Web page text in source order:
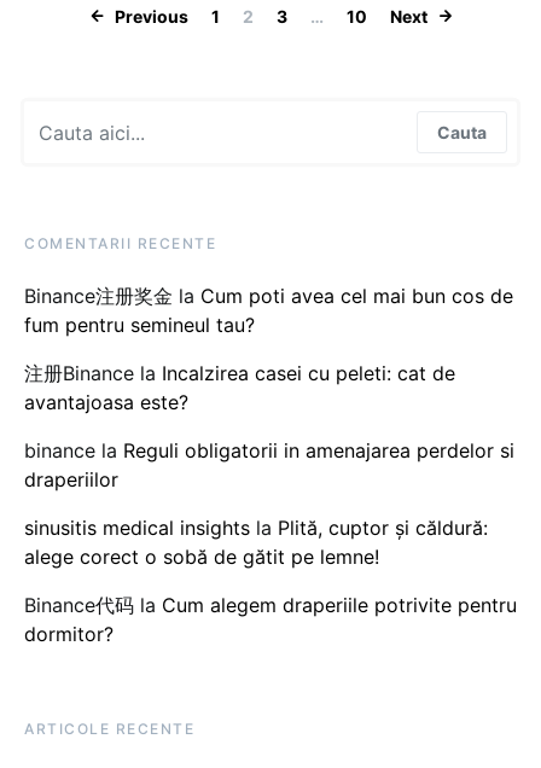
Paginație
Previous 1 2 3 … 10 Next
Cauta
COMENTARII RECENTE
Binance注册奖金 la Cum poti avea cel mai bun cos de
fum pentru semineul tau?
注册Binance la Incalzirea casei cu peleti: cat de
avantajoasa este?
binance la Reguli obligatorii in amenajarea perdelor si
draperiilor
sinusitis medical insights la Plită, cuptor și căldură:
alege corect o sobă de gătit pe lemne!
Binance代码 la Cum alegem draperiile potrivite pentru
dormitor?
ARTICOLE RECENTE